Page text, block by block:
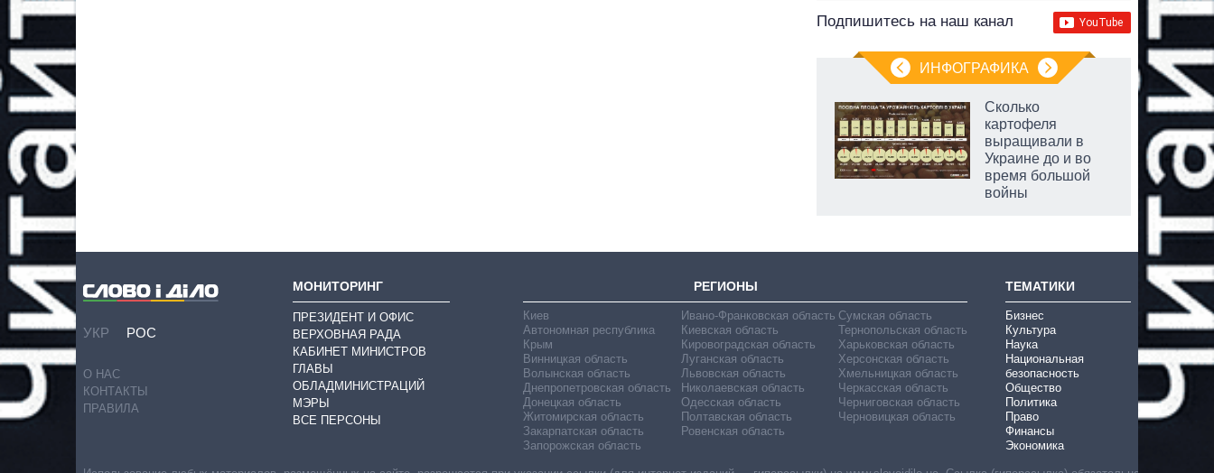
Подпишитесь на наш канал
ИНФОГРАФИКА
Сколько
картофеля
выращивали в
Украине до и во
время большой
войны
УКР РОС
О НАС
КОНТАКТЫ
ПРАВИЛА
МОНИТОРИНГ
ПРЕЗИДЕНТ И ОФИС
ВЕРХОВНАЯ РАДА
КАБИНЕТ МИНИСТРОВ
ГЛАВЫ
ОБЛАДМИНИСТРАЦИЙ
МЭРЫ
ВСЕ ПЕРСОНЫ
РЕГИОНЫ
Киев
Автономная республика
Крым
Винницкая область
Волынская область
Днепропетровская область
Донецкая область
Житомирская область
Закарпатская область
Запорожская область
Ивано-Франковская область
Киевская область
Кировоградская область
Луганская область
Львовская область
Николаевская область
Одесская область
Полтавская область
Ровенская область
Сумская область
Тернопольская область
Харьковская область
Херсонская область
Хмельницкая область
Черкасская область
Черниговская область
Черновицкая область
ТЕМАТИКИ
Бизнес
Культура
Наука
Национальная
безопасность
Общество
Политика
Право
Финансы
Экономика